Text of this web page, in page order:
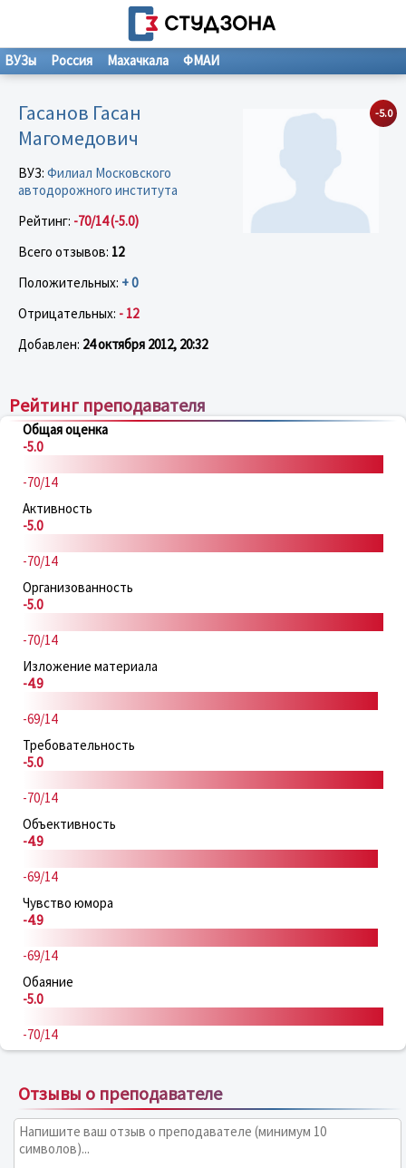
ВУЗы Россия Махачкала ФМАИ
-5.0
Гасанов Гасан
Магомедович
ВУЗ: Филиал Московского
автодорожного института
Рейтинг: -70/14 (-5.0)
Всего отзывов: 12
Положительных: + 0
Отрицательных: - 12
Добавлен: 24 октября 2012, 20:32
Рейтинг преподавателя
Общая оценка
-5.0
-70/14
Активность
-5.0
-70/14
Организованность
-5.0
-70/14
Изложение материала
-4.9
-69/14
Требовательность
-5.0
-70/14
Объективность
-4.9
-69/14
Чувство юмора
-4.9
-69/14
Обаяние
-5.0
-70/14
Отзывы о преподавателе